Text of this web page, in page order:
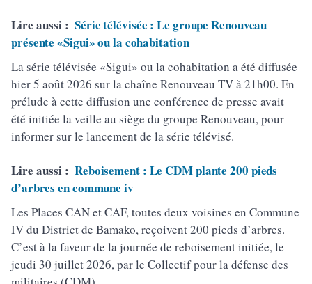
Lire aussi : Série télévisée : Le groupe Renouveau
présente «Sigui» ou la cohabitation
La série télévisée «Sigui» ou la cohabitation a été diffusée
hier 5 août 2026 sur la chaîne Renouveau TV à 21h00. En
prélude à cette diffusion une conférence de presse avait
été initiée la veille au siège du groupe Renouveau, pour
informer sur le lancement de la série télévisé.
Lire aussi : Reboisement : Le CDM plante 200 pieds
d’arbres en commune iv
Les Places CAN et CAF, toutes deux voisines en Commune
IV du District de Bamako, reçoivent 200 pieds d’arbres.
C’est à la faveur de la journée de reboisement initiée, le
jeudi 30 juillet 2026, par le Collectif pour la défense des